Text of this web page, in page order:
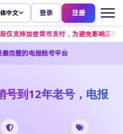
中文 登录 注册
密货币支付，为避免影响正常下单，建
最完整的电报账号平台
号到12年老号，电报